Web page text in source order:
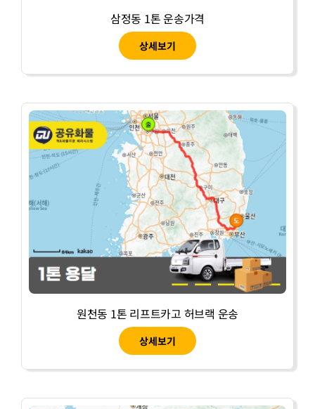
삼정동 1톤 운송가격
상세보기
원천동 1톤 리프트카고 허브랙 운송
상세보기